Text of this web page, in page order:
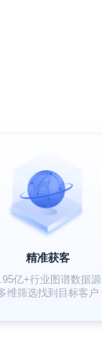
精准获客
亿+行业图谱数据源
维筛选找到目标客户